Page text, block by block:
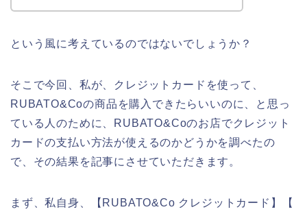
という風に考えているのではないでしょうか？
そこで今回、私が、クレジットカードを使って、
RUBATO&Coの商品を購入できたらいいのに、と思っ
ている人のために、RUBATO&Coのお店でクレジット
カードの支払い方法が使えるのかどうかを調べたの
で、その結果を記事にさせていただきます。
まず、私自身、【RUBATO&Co クレジットカード】【